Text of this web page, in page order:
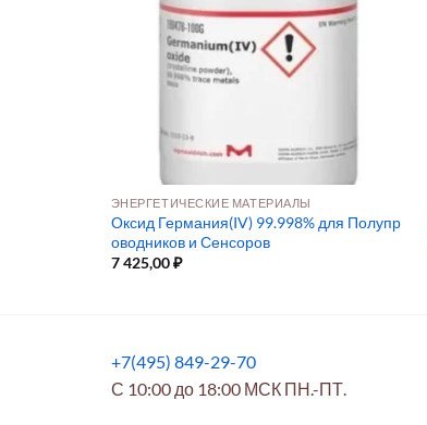
ЭНЕРГЕТИЧЕСКИЕ МАТЕРИАЛЫ
Оксид Германия(IV) 99.998% для Полупр
оводников и Сенсоров
7 425,00₽
+7(495) 849-29-70
С 10:00 до 18:00 МСК ПН.-ПТ.